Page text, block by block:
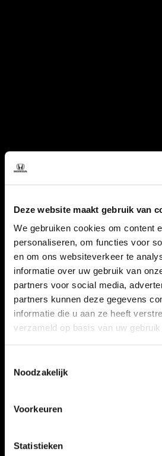
Deze website maakt gebruik van
We gebruiken cookies om content
personaliseren, om functies voor
en om ons websiteverkeer te
informatie over uw gebruik van
partners voor social media,
partners kunnen deze gegevens
informatie die u aan ze heeft
verzameld op basis van uw
Noodzakelijk
Voorkeuren
Statistieken